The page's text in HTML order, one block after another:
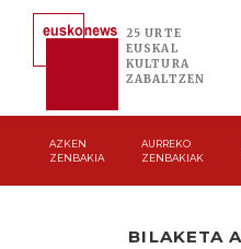
25 URTE
EUSKAL
KULTURA
ZABALTZEN
AZKEN
ZENBAKIA
AURREKO
ZENBAKIAK
BILAKETA